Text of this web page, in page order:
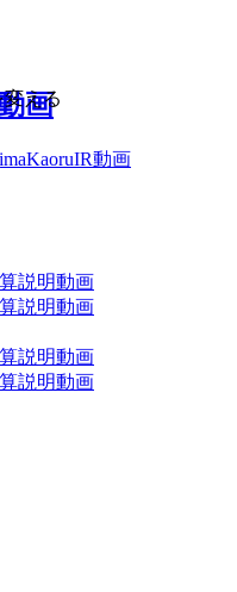
える
説明動画
説明動画
説明動画
説明動画
画
カ
IR動画